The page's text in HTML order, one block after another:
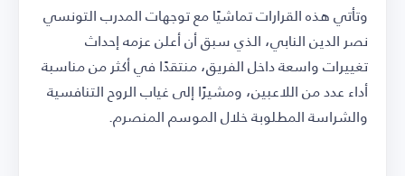
وتأتي هذه القرارات تماشيًا مع توجهات المدرب التونسي
نصر الدين النابي، الذي سبق أن أعلن عزمه إحداث
تغييرات واسعة داخل الفريق، منتقدًا في أكثر من مناسبة
أداء عدد من اللاعبين، ومشيرًا إلى غياب الروح التنافسية
والشراسة المطلوبة خلال الموسم المنصرم.